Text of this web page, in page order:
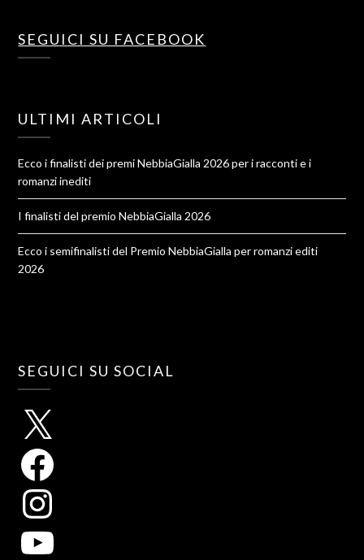
SEGUICI SU FACEBOOK
ULTIMI ARTICOLI
Ecco i finalisti dei premi NebbiaGialla 2026 per i racconti e i
romanzi inediti
I finalisti del premio NebbiaGialla 2026
Ecco i semifinalisti del Premio NebbiaGialla per romanzi editi
2026
SEGUICI SU SOCIAL